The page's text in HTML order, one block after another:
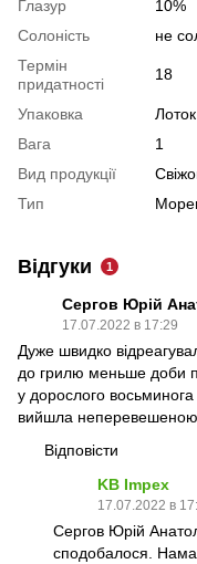
Глазур
10%
Солоність
не
Термін
придатності
18
Упаковка
Вага
1
Вид продукції
Тип
Відгуки 1
Сергов Юрій
17.07.2022 в 17:29
Дуже швидко
до грилю меньше доби
у дорослого
вийшла
Відповісти
KB Impex
17.07.2022 в
Сергов Юрій
сподобалося.